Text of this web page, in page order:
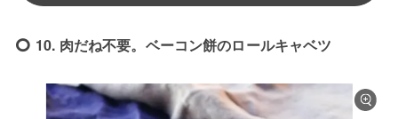
10. 肉だね不要。ベーコン餅のロールキャベツ